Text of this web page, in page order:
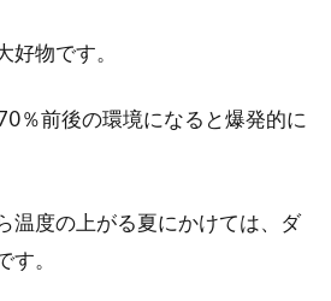
人気防カビマット紹介
団が湿っていた」という経験をしたことの
好物です。
％前後の環境になると爆発的に
温度の上がる夏にかけては、ダ
。